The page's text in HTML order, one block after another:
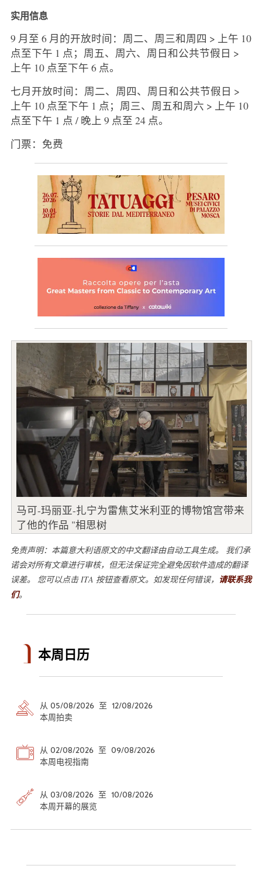
实用信息
9 月至 6 月的开放时间：周二、周三和周四 > 上午 10
点至下午 1 点；周五、周六、周日和公共节假日 >
上午 10 点至下午 6 点。
七月开放时间：周二、周四、周日和公共节假日 >
上午 10 点至下午 1 点；周三、周五和周六 > 上午 10
点至下午 1 点 / 晚上 9 点至 24 点。
门票：免费
马可-玛丽亚-扎宁为雷焦艾米利亚的博物馆宫带来
了他的作品 "相思树
免责声明：本篇意大利语原文的中文翻译由自动工具生成。 我们承
诺会对所有文章进行审核，但无法保证完全避免因软件造成的翻译
误差。 您可以点击 ITA 按钮查看原文。如发现任何错误， 请联系我
们。
本周日历
从 05/08/2026 至 12/08/2026
本周拍卖
从 02/08/2026 至 09/08/2026
本周电视指南
从 03/08/2026 至 10/08/2026
本周开幕的展览